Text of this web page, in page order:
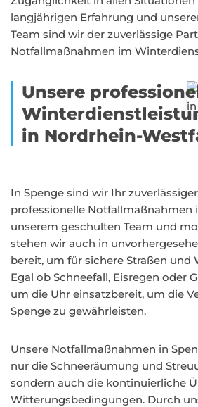
langjährigen Erfahrung und
Team sind wir der zuverlässige
Notfallmaßnahmen im
Unsere
in Nordrhein-
In Spenge sind wir Ihr
professionelle Notfallmaßnahmen
unserem geschulten Team und
stehen wir auch in
bereit, um für sichere Straßen und
Egal ob Schneefall, Eisregen oder
um die Uhr einsatzbereit, um die
Spenge zu gewährleisten.
Unsere Notfallmaßnahmen in
nur die Schneeräumung und
sondern auch die kontinuierliche
Witterungsbedingungen. Durch